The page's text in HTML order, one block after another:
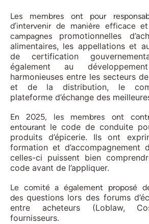
Les membres ont pour
d’intervenir de manière efficace
campagnes promotionnelles
alimentaires, les appellations et
de certification
également au
harmonieuses entre les secteurs
et de la distribution, le
plateforme d’échange des
En 2025, les membres ont
entourant le code de conduite
produits d’épicerie. Ils ont
formation et d’accompagnement
celles-ci puissent bien
code avant de l’appliquer.
Le comité a également proposé
des questions lors des forums
entre acheteurs (Loblaw,
fournisseurs.